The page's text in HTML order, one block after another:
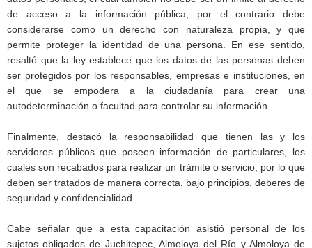
de acceso a la información pública, por el contrario debe
considerarse como un derecho con naturaleza propia, y que
permite proteger la identidad de una persona. En ese sentido,
resaltó que la ley establece que los datos de las personas deben
ser protegidos por los responsables, empresas e instituciones, en
el que se empodera a la ciudadanía para crear una
autodeterminación o facultad para controlar su información.
Finalmente, destacó la responsabilidad que tienen las y los
servidores públicos que poseen información de particulares, los
cuales son recabados para realizar un trámite o servicio, por lo que
deben ser tratados de manera correcta, bajo principios, deberes de
seguridad y confidencialidad.
Cabe señalar que a esta capacitación asistió personal de los
sujetos obligados de Juchitepec, Almoloya del Río y Almoloya de